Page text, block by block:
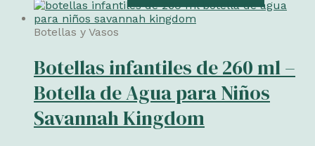
Botellas y Vasos
Botellas infantiles de 260 ml –
Botella de Agua para Niños
Savannah Kingdom